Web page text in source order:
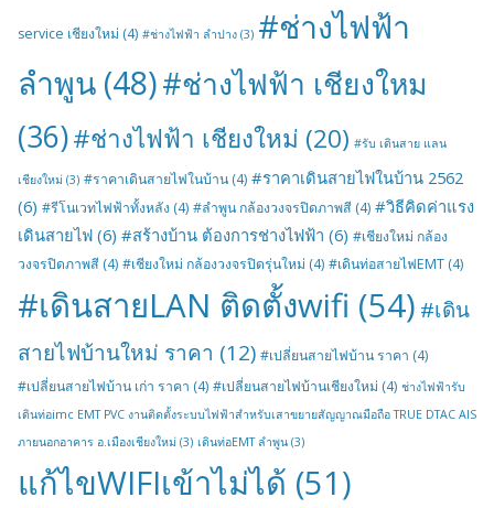
service เชียงใหม่ (4) #ช่างไฟฟ้า ลำปาง (3) #ช่างไฟฟ้า
ลำพูน (48)#ช่างไฟฟ้า เชียงใหม
(36)#ช่างไฟฟ้า เชียงใหม่ (20) #รับ เดินสาย แลน
เชียงใหม่ (3) #ราคาเดินสายไฟในบ้าน (4) #ราคาเดินสายไฟในบ้าน 2562
(6) #รีโนเวทไฟฟ้าทั้งหลัง (4) #ลำพูน กล้องวงจรปิดภาพสี (4) #วิธีคิดค่าแรง
เดินสายไฟ (6) #สร้างบ้าน ต้องการช่างไฟฟ้า (6) #เชียงใหม่ กล้อง
วงจรปิดภาพสี (4) #เชียงใหม่ กล้องวงจรปิดรุ่นใหม่ (4) #เดินท่อสายไฟEMT (4)
#เดินสายLAN ติดตั้งwifi (54) #เดิน
สายไฟบ้านใหม่ ราคา (12) #เปลี่ยนสายไฟบ้าน ราคา (4)
#เปลี่ยนสายไฟบ้าน เก่า ราคา (4) #เปลี่ยนสายไฟบ้านเชียงใหม่ (4) ช่างไฟฟ้ารับ
เดินท่อimc EMT PVC งานติดตั้งระบบไฟฟ้าสำหรับเสาขยายสัญญาณมือถือ TRUE DTAC AIS
ภายนอกอาคาร อ.เมืองเชียงใหม่ (3) เดินท่อEMT ลำพูน (3)
แก้ไขWIFIเข้าไม่ได้ (51)